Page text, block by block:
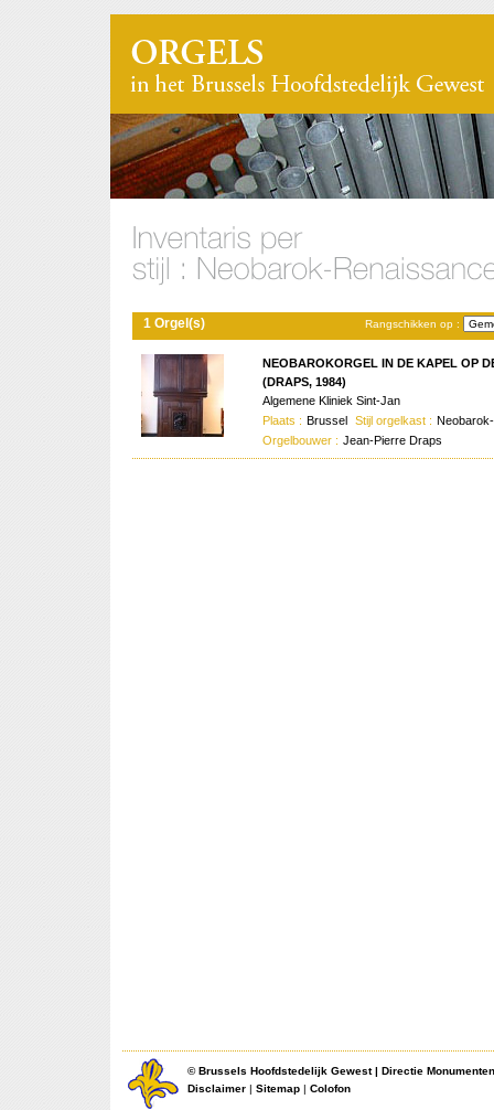
Rangschikken op :
1 Orgel(s)
NEOBAROKORGEL IN DE KAPEL OP
(DRAPS, 1984)
Algemene Kliniek Sint-Jan
Plaats : Brussel Stijl orgelkast :
Orgelbouwer : Jean-Pierre Draps
©Brussels Hoofdstedelijk Gewest| Directie
Disclaimer | Sitemap | Colofon